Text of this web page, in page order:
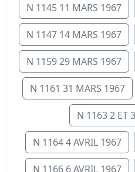
N 1145 11 MARS 1967
N 1147 14 MARS 1967
N 1159 29 MARS 1967
N 1161 31 MARS 1967
N 1163 2 ET
N 1164 4 AVRIL 1967
N 1166 6 AVRIL 1967